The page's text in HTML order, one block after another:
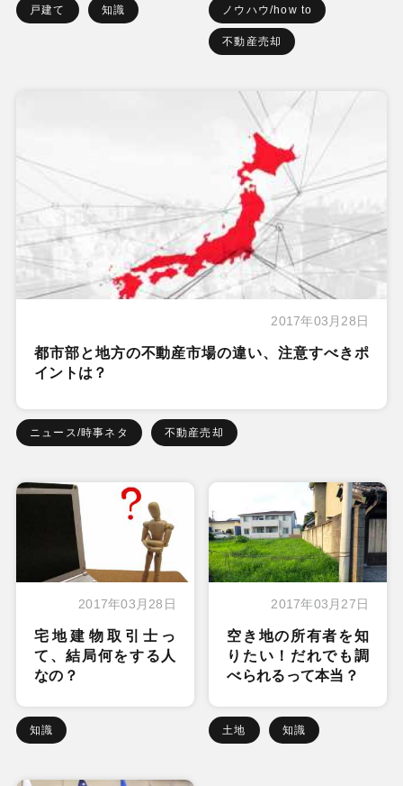
戸建て 知識 ノウハウ/how to
不動産売却
2017年03月28日
都市部と地方の不動産市場の違い、注意すべきポ
イントは？
ニュース/時事ネタ 不動産売却
2017年03月28日
宅地建物取引士っ
て、結局何をする人
なの？
知識
2017年03月27日
空き地の所有者を知
りたい！だれでも調
べられるって本当？
土地 知識